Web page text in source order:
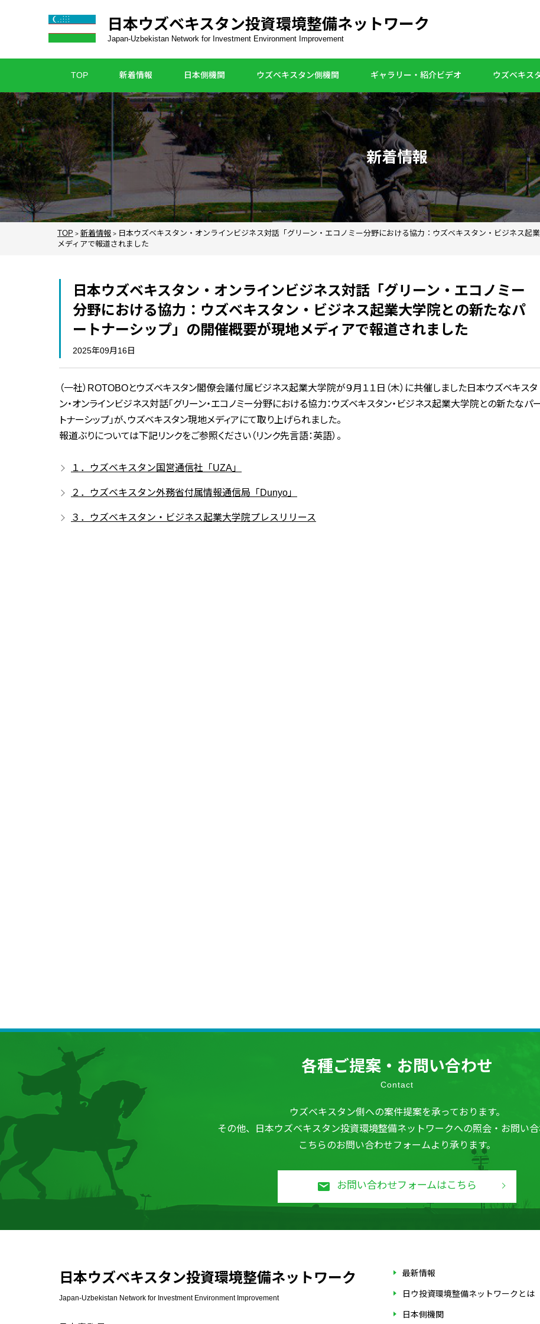
日本ウズベキスタン投資環境整備ネットワーク
Japan-Uzbekistan Network for Investment Environment Improvement
TOP 新着情報 日本側機関 ウズベキスタン側機関 ギャラリー・紹介ビデオ ウズベキス
新着情報
TOP > 新着情報 > 日本ウズベキスタン・オンラインビジネス対話「グリーン・エコノミー分野における協力：ウズベキスタン・ビジネス起
メディアで報道されました
日本ウズベキスタン・オンラインビジネス対話「グリーン・エコノミー
分野における協力：ウズベキスタン・ビジネス起業大学院との新たなパ
ートナーシップ」の開催概要が現地メディアで報道されました
2025年09月16日
（一社）ROTOBOとウズベキスタン閣僚会議付属ビジネス起業大学院が９月１１日（木）に共催しました日本ウズベキスタ
ン・オンラインビジネス対話「グリーン・エコノミー分野における協力：ウズベキスタン・ビジネス起業大学院との新たなパ
トナーシップ」が、ウズベキスタン現地メディアにて取り上げられました。
報道ぶりについては下記リンクをご参照ください（リンク先言語：英語）。
１．ウズベキスタン国営通信社「UZA」
２．ウズベキスタン外務省付属情報通信局「Dunyo」
３．ウズベキスタン・ビジネス起業大学院プレスリリース
各種ご提案・お問い合わせ
Contact
ウズベキスタン側への案件提案を承っております。
その他、
日本ウズベキスタン投資環境整備ネットワークへの照会・お問い合
こちらのお問い合わせフォームより承ります。
お問い合わせフォームはこちら
日本ウズベキスタン投資環境整備ネットワーク
Japan-Uzbekistan Network for Investment Environment Improvement
最新情報
日ウ投資環境整備ネットワークとは
日本側機関